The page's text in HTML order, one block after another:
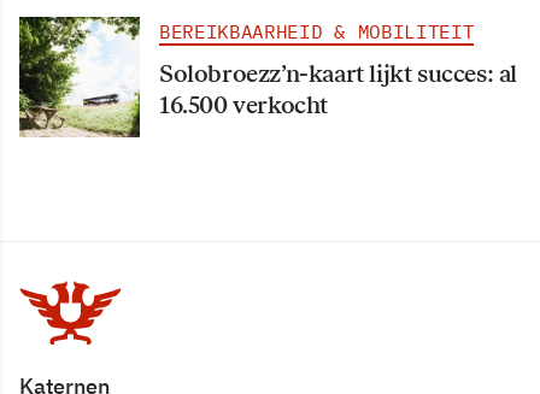
BEREIKBAARHEID & MOBILITEIT
Solobroezz’n-kaart lijkt succes: al
16.500 verkocht
Katernen